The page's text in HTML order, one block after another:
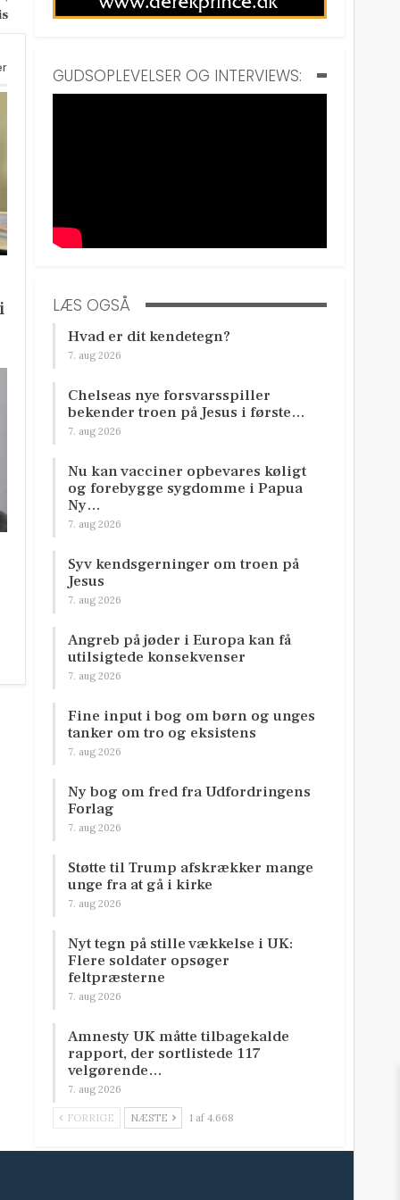
GUDSOPLEVELSER OG INTERVIEWS:
LÆS OGSÅ
Hvad er dit kendetegn?
7. aug 2026
Chelseas nye forsvarsspiller
bekender troen på Jesus i første…
7. aug 2026
Nu kan vacciner opbevares køligt
og forebygge sygdomme i Papua
Ny…
7. aug 2026
Syv kendsgerninger om troen på
Jesus
7. aug 2026
Angreb på jøder i Europa kan få
utilsigtede konsekvenser
7. aug 2026
Fine input i bog om børn og unges
tanker om tro og eksistens
7. aug 2026
Ny bog om fred fra Udfordringens
Forlag
7. aug 2026
Støtte til Trump afskrækker mange
unge fra at gå i kirke
7. aug 2026
Nyt tegn på stille vækkelse i UK:
Flere soldater opsøger
feltpræsterne
7. aug 2026
Amnesty UK måtte tilbagekalde
rapport, der sortlistede 117
velgørende…
7. aug 2026
FORRIGE NÆSTE 1 af 4.668